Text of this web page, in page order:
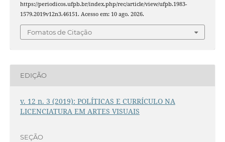
https://periodicos.ufpb.br/index.php/rec/article/view/ufpb.1983-
1579.2019v12n3.46151. Acesso em: 10 ago. 2026.
Fomatos de Citação
EDIÇÃO
v. 12 n. 3 (2019): POLÍTICAS E CURRÍCULO NA
LICENCIATURA EM ARTES VISUAIS
SEÇÃO